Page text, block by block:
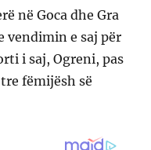
në Goca dhe Gra
vendimin e saj për
i saj, Ogreni, pas
fëmijësh së